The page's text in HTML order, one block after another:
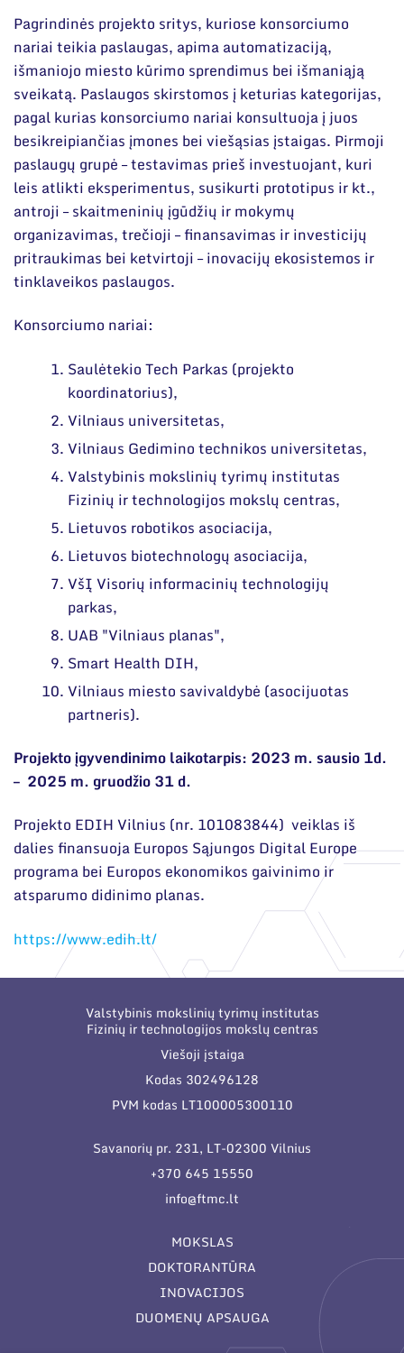
Pagrindinės projekto sritys, kuriose konsorciumo
nariai teikia paslaugas, apima automatizaciją,
išmaniojo miesto kūrimo sprendimus bei išmaniąją
sveikatą. Paslaugos skirstomos į keturias kategorijas,
pagal kurias konsorciumo nariai konsultuoja į juos
besikreipiančias įmones bei viešąsias įstaigas. Pirmoji
paslaugų grupė – testavimas prieš investuojant, kuri
leis atlikti eksperimentus, susikurti prototipus ir kt.,
antroji – skaitmeninių įgūdžių ir mokymų
organizavimas, trečioji – finansavimas ir investicijų
pritraukimas bei ketvirtoji – inovacijų ekosistemos ir
tinklaveikos paslaugos.
Konsorciumo nariai:
Saulėtekio Tech Parkas (projekto
koordinatorius),
Vilniaus universitetas,
Vilniaus Gedimino technikos universitetas,
Valstybinis mokslinių tyrimų institutas
Fizinių ir technologijos mokslų centras,
Lietuvos robotikos asociacija,
Lietuvos biotechnologų asociacija,
VšĮ Visorių informacinių technologijų
parkas,
UAB "Vilniaus planas",
Smart Health DIH,
Vilniaus miesto savivaldybė (asocijuotas
partneris).
Projekto įgyvendinimo laikotarpis: 2023 m. sausio 1d.
– 2025 m. gruodžio 31 d.
Projekto EDIH Vilnius (nr. 101083844) veiklas iš
dalies finansuoja Europos Sąjungos Digital Europe
programa bei Europos ekonomikos gaivinimo ir
atsparumo didinimo planas.
https://www.edih.lt/
Valstybinis mokslinių tyrimų institutas
Fizinių ir technologijos mokslų centras
Viešoji įstaiga
Kodas 302496128
PVM kodas LT100005300110
Savanorių pr. 231, LT-02300 Vilnius
+370 645 15550
info@ftmc.lt
MOKSLAS
DOKTORANTŪRA
INOVACIJOS
DUOMENŲ APSAUGA